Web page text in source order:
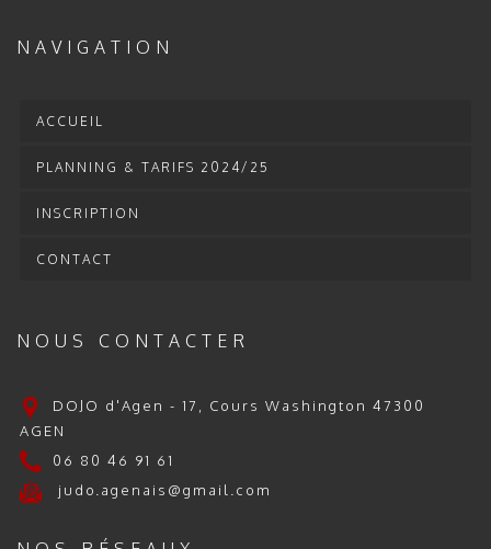
NOUS CONTACTER
DOJO d'Agen - 17, Cours Washington 47300
AGEN
06 80 46 91 61
judo.agenais@gmail.com
NAVIGATION
ACCUEIL
PLANNING & TARIFS 2024/25
INSCRIPTION
CONTACT